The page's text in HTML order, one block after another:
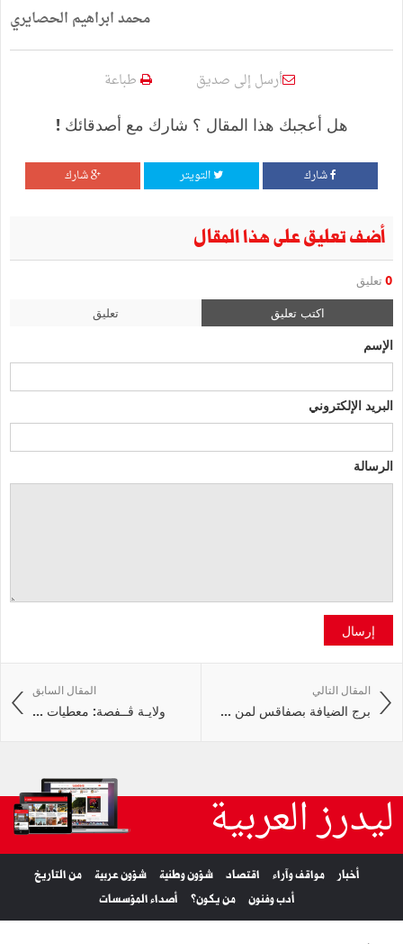
محمد ابراهيم الحصايري
أرسل إلى صديق طباعة
هل أعجبك هذا المقال ؟ شارك مع أصدقائك !
شارك التويتر شارك
أضف تعليق على هذا المقال
0 تعليق
اكتب تعليق تعليق
الإسم
البريد الإلكتروني
الرسالة
إرسال
المقال السابق
ولايـة ڤــفصة: معطيات ...
المقال التالي
برج الضيافة بصفاقس لمن ...
ليدرز العربية
أخبار مواقف وآراء اقتصاد شؤون وطنية شؤون عربية
من التاريخ
أدب وفنون
من يكون؟ أصداء المؤسسات